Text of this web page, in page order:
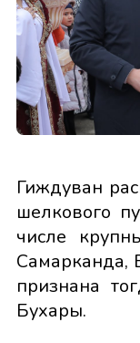
Гиждуван
шелкового
числе
Самарканда,
признана
Бухары.